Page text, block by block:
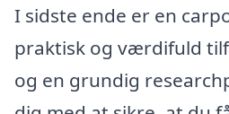
I sidste ende er en
praktisk og værdifuld
og en grundig